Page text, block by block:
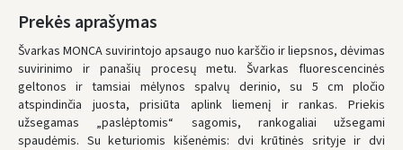
Prekės aprašymas
Švarkas MONCA suvirintojo apsaugo nuo karščio ir liepsnos, dėvimas
suvirinimo ir panašių procesų metu. Švarkas fluorescencinės
geltonos ir tamsiai mėlynos spalvų derinio, su 5 cm pločio
atspindinčia juosta, prisiūta aplink liemenį ir rankas. Priekis
užsegamas „paslėptomis“ sagomis, rankogaliai užsegami
spaudėmis. Su keturiomis kišenėmis: dvi krūtinės srityje ir dvi